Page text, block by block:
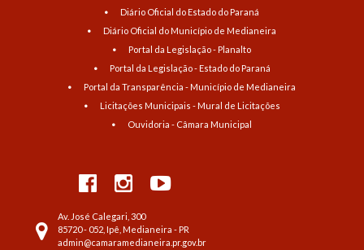
Diário Oficial do Estado do Paraná
Diário Oficial do Município de Medianeira
Portal da Legislação - Planalto
Portal da Legislação - Estado do Paraná
Portal da Transparência - Município de Medianeira
Licitações Municipais - Mural de Licitações
Ouvidoria - Câmara Municipal
Av. José Calegari, 300
85720 - 052, Ipê, Medianeira - PR
admin@camaramedianeira.pr.gov.br